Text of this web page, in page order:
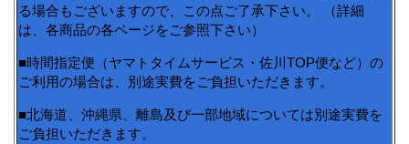
る場合もございますので、この点ご了承下さい。 （詳細
は、各商品の各ページをご参照下さい）
■時間指定便（ヤマトタイムサービス・佐川TOP便など）の
ご利用の場合は、別途実費をご負担いただきます。
■北海道、沖縄県、離島及び一部地域については別途実費を
ご負担いただきます。